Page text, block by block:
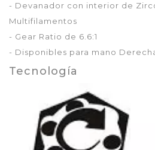
- Devanador con interior de
Multifilamentos
- Gear Ratio de 6.6:1
- Disponibles para mano
Tecnología